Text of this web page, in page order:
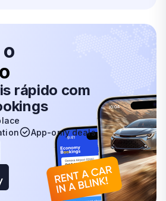
rápido com
App-only deals